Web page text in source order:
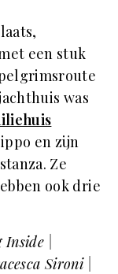
een stuk
was
en zijn
Ze
ook drie
|
Sironi |